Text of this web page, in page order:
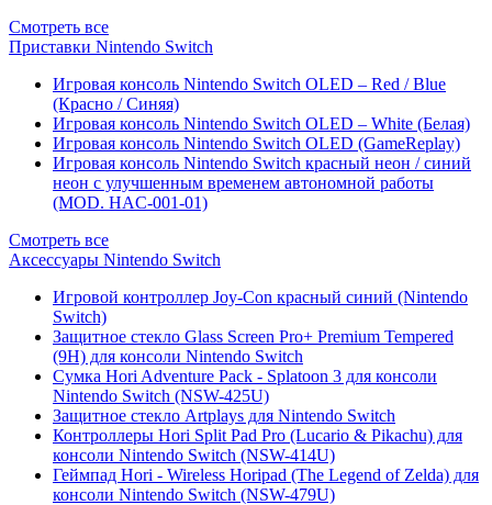
Смотреть все
Приставки Nintendo Switch
Игровая консоль Nintendo Switch OLED – Red / Blue
(Красно / Синяя)
Игровая консоль Nintendo Switch OLED – White (Белая)
Игровая консоль Nintendo Switch OLED (GameReplay)
Игровая консоль Nintendo Switch красный неон / синий
неон с улучшенным временем автономной работы
(MOD. HAC-001-01)
Смотреть все
Аксессуары Nintendo Switch
Игровой контроллер Joy-Con красный синий (Nintendo
Switch)
Защитное стекло Glass Screen Pro+ Premium Tempered
(9H) для консоли Nintendo Switch
Сумка Hori Adventure Pack - Splatoon 3 для консоли
Nintendo Switch (NSW-425U)
Защитное стекло Artplays для Nintendo Switch
Контроллеры Hori Split Pad Pro (Lucario & Pikachu) для
консоли Nintendo Switch (NSW-414U)
Геймпад Hori - Wireless Horipad (The Legend of Zelda) для
консоли Nintendo Switch (NSW-479U)